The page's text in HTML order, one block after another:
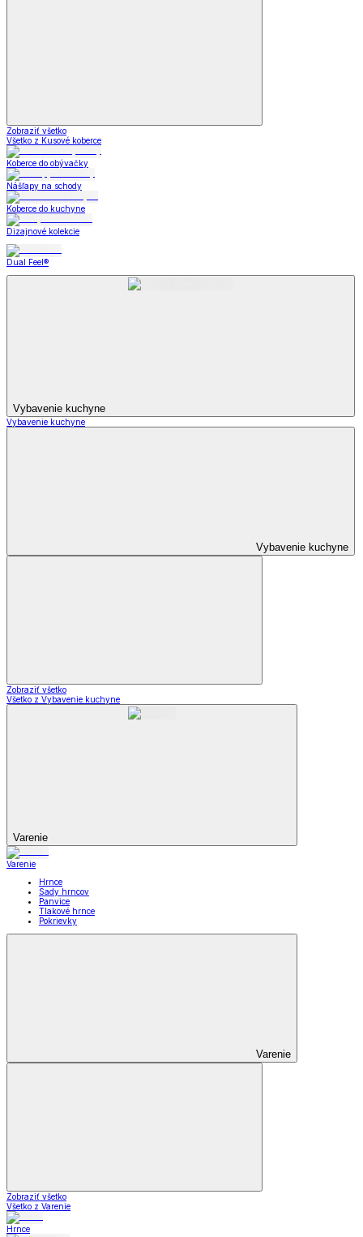
Zobraziť všetko
Všetko z Kusové koberce
Koberce do obývačky
Nášľapy na schody
Koberce do kuchyne
Dizajnové kolekcie
Dual Feel®
Vybavenie kuchyne
Vybavenie kuchyne
Vybavenie kuchyne
Zobraziť všetko
Všetko z Vybavenie kuchyne
Varenie
Varenie
Hrnce
Sady hrncov
Panvice
Tlakové hrnce
Pokrievky
Varenie
Zobraziť všetko
Všetko z Varenie
Hrnce